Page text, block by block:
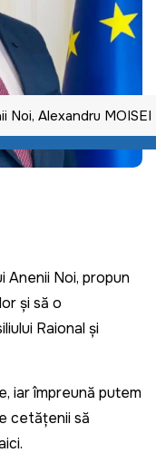
Anenii Noi, propun
și să o
Raional și
iar împreună putem
cetățenii să
Noi, Alexandru MOISEI